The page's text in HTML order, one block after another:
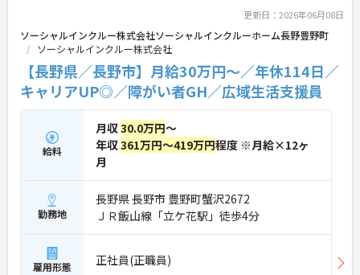
います。複数施設を経験することで培われるマネジ
メント視点は、将来的なエリアマネージャーへのキ
ャリアアップにも直結しており、最新の環境で専門
性を発揮したいプロフェッショナルの方にお勧めで
す。
★おすすめPOINT★
・広域支援員として複数のホームを巡るため、各ホ
ームのパートスタッフの教育やサポートにも携わる
ことができ、現場の介助業務にとどまらず、施設運
営や人材育成の視点を養うことで、将来のエリアマ
ネージャー候補としてのステップアップに直結しま
す。
・定年70歳、再雇用75歳までという業界屈指の制度
があり、20代から60代まで幅広い年代が活躍してい
ます。年間休日も114日確保されているため、無理
なく長期的なキャリアを築いていただけます。
・全施設がバリアフリー設計かつ最新設備を備えて
更新日：2026年06月08日
ソーシャルインクルー株式会社ソーシャルインクルーホーム長野豊野町
ソーシャルインクルー株式会社
【長野県／長野市】月給30万円～／年休114日／
キャリアUP◎／障がい者GH／広域生活支援員
給料
月収30.0万円～
年収361万円～419万円程度 ※月給×12ヶ
月
勤務地
長野県 長野市 豊野町蟹沢2672
ＪＲ飯山線「立ケ花駅」徒歩4分
雇用形態 正社員(正職員)